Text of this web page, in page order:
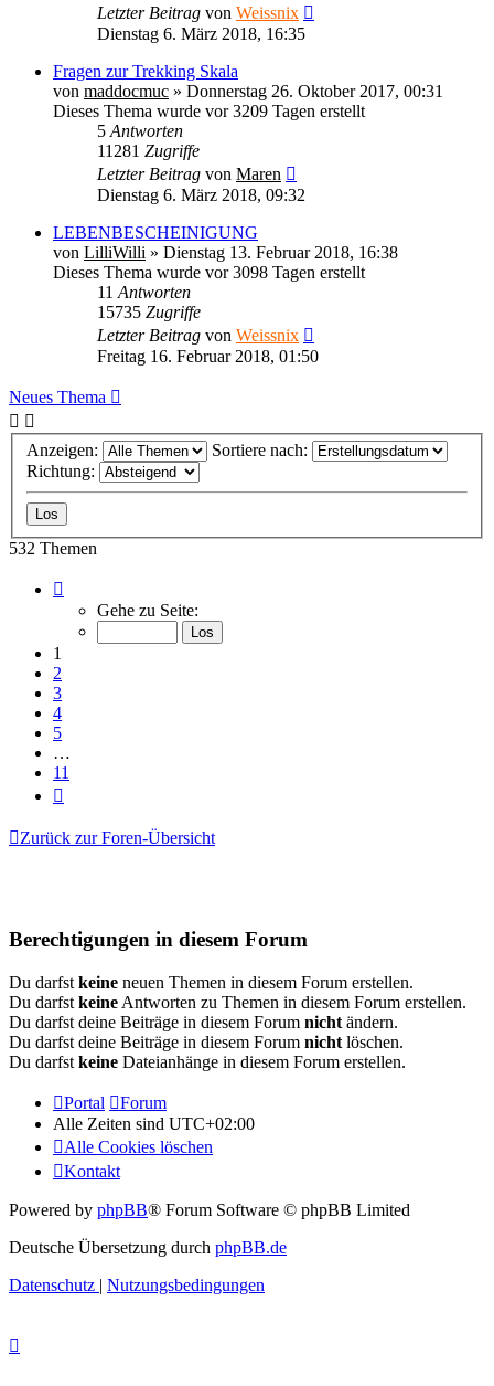
Letzter Beitrag von Weissnix
Dienstag 6. März 2018, 16:35
Fragen zur Trekking Skala
von maddocmuc » Donnerstag 26. Oktober 2017, 00:31
Dieses Thema wurde vor 3209 Tagen erstellt
5 Antworten
11281 Zugriffe
Letzter Beitrag von Maren
Dienstag 6. März 2018, 09:32
LEBENBESCHEINIGUNG
von LilliWilli » Dienstag 13. Februar 2018, 16:38
Dieses Thema wurde vor 3098 Tagen erstellt
11 Antworten
15735 Zugriffe
Letzter Beitrag von Weissnix
Freitag 16. Februar 2018, 01:50
Neues Thema
Anzeigen:
Sortiere nach:
Richtung:
532 Themen
von
Gehe zu Seite:
1
2
3
4
5
…
11
Zurück zur Foren-Übersicht
Berechtigungen in diesem Forum
Du darfst keine neuen Themen in diesem Forum erstellen.
Du darfst keine Antworten zu Themen in diesem Forum erstellen.
Du darfst deine Beiträge in diesem Forum nicht ändern.
Du darfst deine Beiträge in diesem Forum nicht löschen.
Du darfst keine Dateianhänge in diesem Forum erstellen.
Portal
Forum
Alle Zeiten sind UTC+02:00
Alle Cookies löschen
Kontakt
Powered by phpBB® Forum Software © phpBB Limited
Deutsche Übersetzung durch phpBB.de
Datenschutz | Nutzungsbedingungen